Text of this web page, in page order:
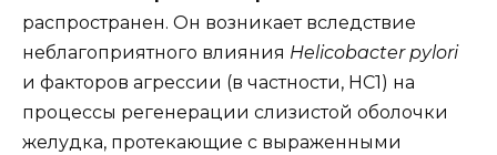
распространен. Он возникает вследствие
неблагоприятного влияния Helicobacter pylori
и факторов агрессии (в частности, НС1) на
процессы регенерации слизистой оболочки
желудка, протекающие с выраженными